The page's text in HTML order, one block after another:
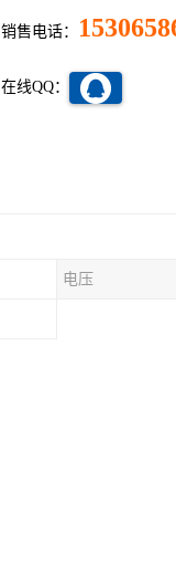
销售电话：
在线QQ：
电压